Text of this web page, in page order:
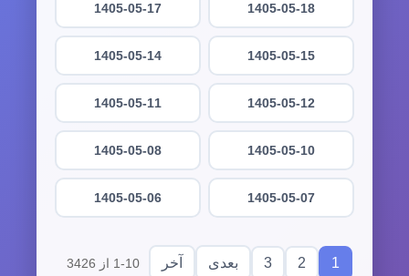
1405-05-18
1405-05-17
1405-05-15
1405-05-14
1405-05-12
1405-05-11
1405-05-10
1405-05-08
1405-05-07
1405-05-06
1
2
3 بعدی آخر 1-10 از 3426